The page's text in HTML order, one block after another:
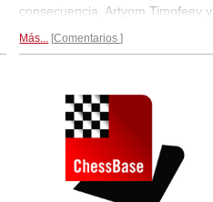
consecuencia, Artyom Timofeev y
jugadores del grupo perseguidor
empató con negras, contra Ivan
Sokolov y figura ahora en décima
posición. En la competición
femenina, Monika Socko, tras su
empate contra Anna Muzychuk,
ha sido alcanzada por Ketevan
Más... Comentarios